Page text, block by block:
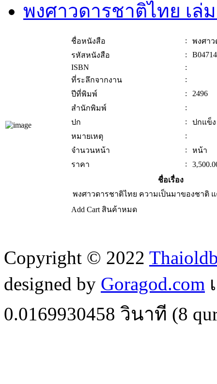
พงศาวดารชาติไทย เล่
ชื่อหนังสือ :
พงศาว
รหัสหนังสือ
:
B04714
ISBN
:
ที่ระลึกจากงาน
:
ปีที่พิมพ์
:
2496
สำนักพิมพ์
:
ปก
:
ปกแข็ง
หมายเหตุ
:
จำนวนหน้า
:
หน้า
ราคา
:
ชื่อเรื่อง
พงศาวดารชาติไทย ความเป็นมาของชาติ
Add Cart สินค้าหมด
Copyright © 2022
designed by Goragod.com
0.0169930458 วินาที (8